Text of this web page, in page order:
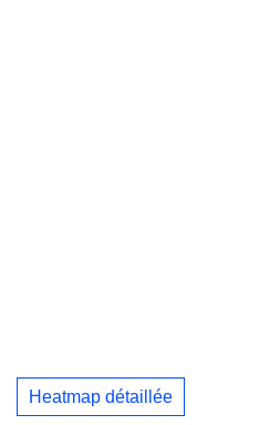
Heatmap détaillée